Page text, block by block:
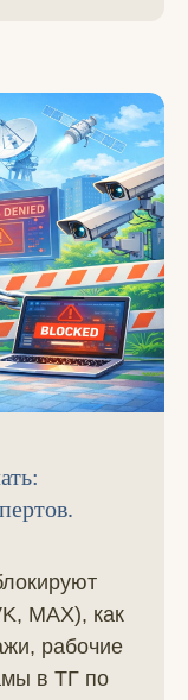
MAX), как
рабочие
в ТГ по